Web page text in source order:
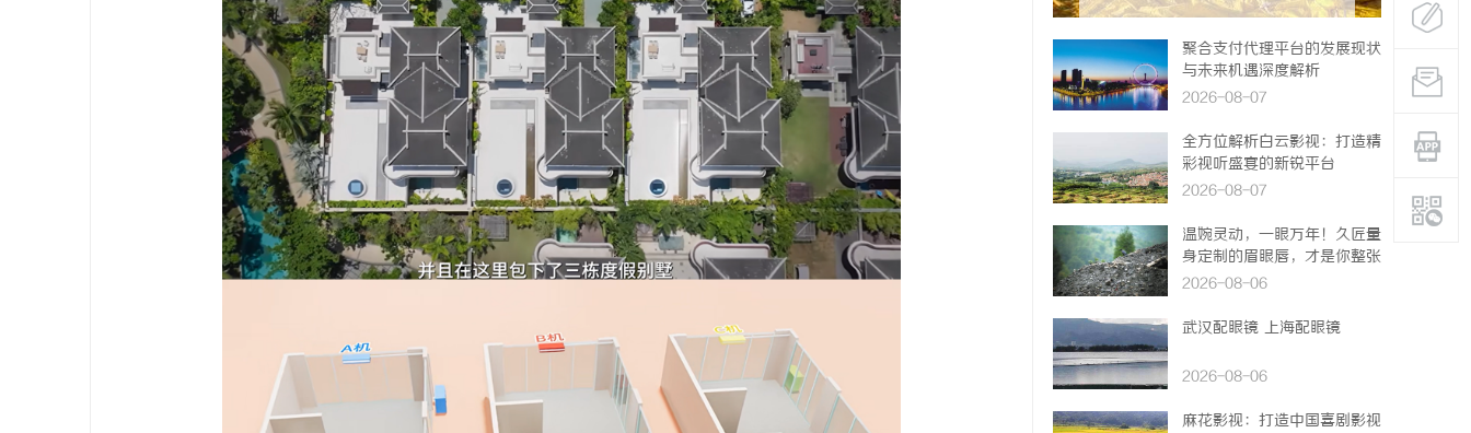
堂
聚合支付代理平台的发展现状
与未来机遇深度解析
2026-08-07
全方位解析白云影视：打造精
彩视听盛宴的新锐平台
2026-08-07
温婉灵动，一眼万年！久匠量
身定制的眉眼唇，才是你整张
脸的点睛之笔！淡颜系女生的
2026-08-06
武汉配眼镜 上海配眼镜
2026-08-06
麻花影视：打造中国喜剧影视